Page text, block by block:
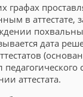
графах
в аттестате,
дата
аттестата.